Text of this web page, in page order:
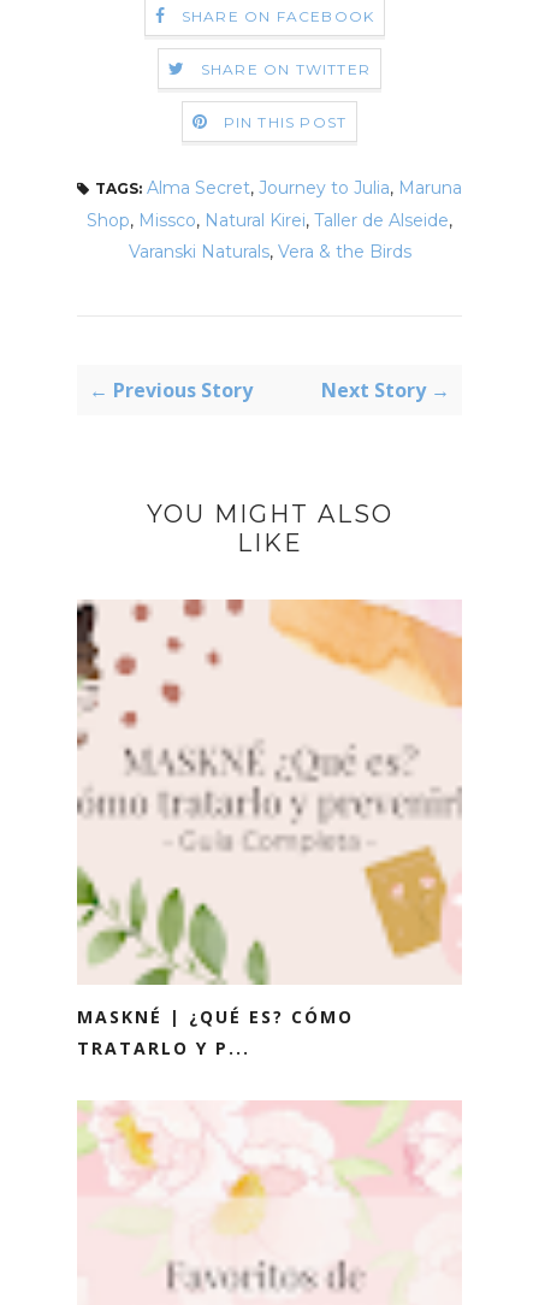
SHARE ON FACEBOOK
SHARE ON TWITTER
PIN THIS POST
TAGS: Alma Secret, Journey to Julia, Maruna
Shop, Missco, Natural Kirei, Taller de Alseide,
Varanski Naturals, Vera & the Birds
← Previous Story Next Story →
YOU MIGHT ALSO
LIKE
MASKNÉ | ¿QUÉ ES? CÓMO
TRATARLO Y P...